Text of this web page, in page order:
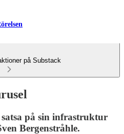
på Substack
på sin infrastruktur
Bergenstråhle.